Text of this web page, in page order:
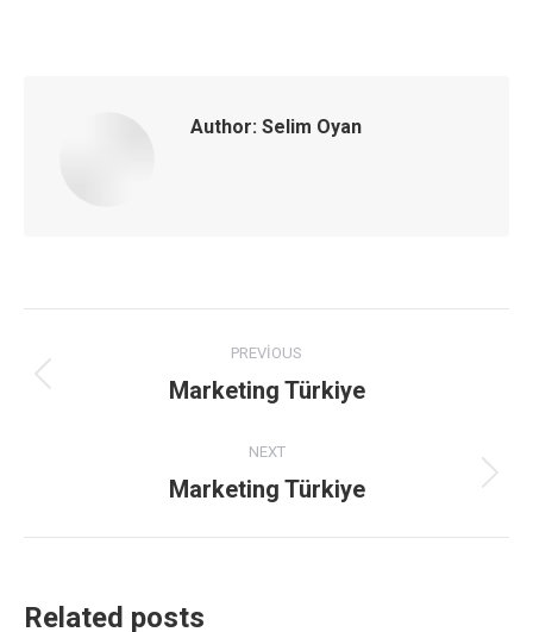
Author: Selim Oyan
navigation
PREVIOUS
Previous
Marketing Türkiye
NEXT
Next
Marketing Türkiye
Related posts